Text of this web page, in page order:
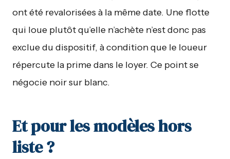
ont été revalorisées à la même date. Une flotte
qui loue plutôt qu’elle n’achète n’est donc pas
exclue du dispositif, à condition que le loueur
répercute la prime dans le loyer. Ce point se
négocie noir sur blanc.
Et pour les modèles hors
liste ?